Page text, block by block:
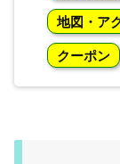
地図・ア
クーポン